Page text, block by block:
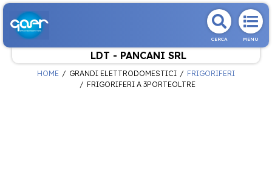
CERCA MENU
LDT - PANCANI SRL
HOME GRANDI ELETTRODOMESTICI
FRIGORIFERI
FRIGORIFERI A 3PORTEOLTRE